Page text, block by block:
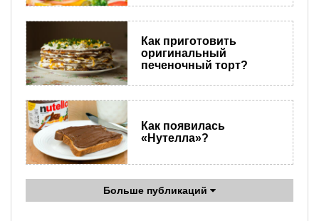
Как приготовить
оригинальный
печеночный торт?
Как появилась
«Нутелла»?
Больше публикаций